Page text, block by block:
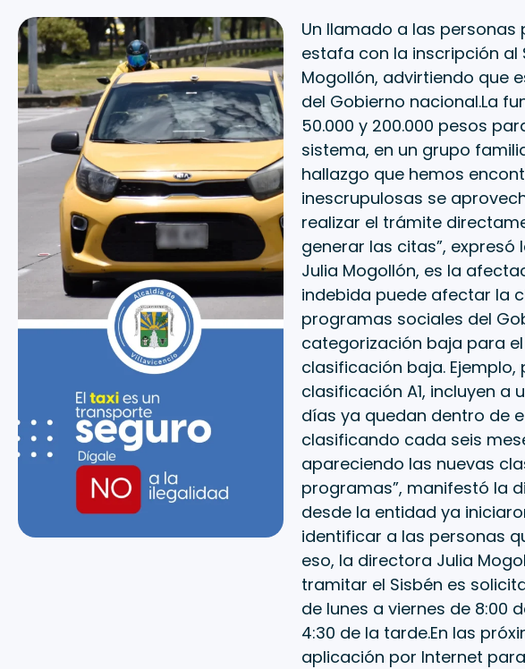
Un llamado a las
estafa con la inscripción al
Mogollón, advirtiendo que
del Gobierno nacional.La
50.000 y 200.000 pesos
sistema, en un grupo
hallazgo que hemos
inescrupulosas se
realizar el trámite
generar las citas”,
Julia Mogollón, es la
indebida puede afectar la
programas sociales del
categorización baja para
clasificación baja.
clasificación A1, incluyen
días ya quedan dentro de
clasificando cada seis
apareciendo las nuevas
programas”, manifestó la
desde la entidad ya
identificar a las personas
eso, la directora Julia
tramitar el Sisbén es
de lunes a viernes de 8:00
4:30 de la tarde.En las
aplicación por Internet